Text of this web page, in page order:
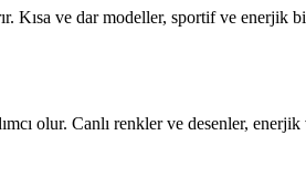
ve dar modeller, sportif ve enerjik
olur. Canlı renkler ve desenler,